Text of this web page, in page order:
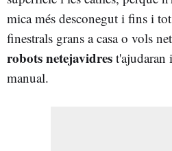
mica més desconegut i fins i
finestrals grans a casa o vols
robots netejavidres t'ajudaran
manual.